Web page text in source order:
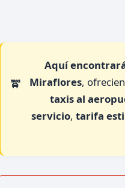
Aquí
Miraflores,
taxis al
servicio, tarifa